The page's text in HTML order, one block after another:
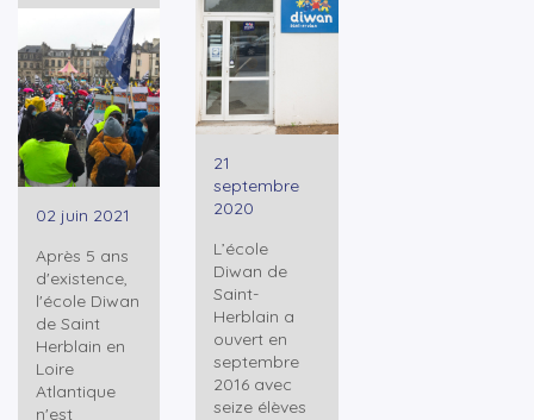
+ Lire la suite
02 juin 2021
Après 5 ans
d'existence,
l'école Diwan
de Saint
Herblain en
Loire
Atlantique
n'est
21
septembre
2020
L’école
Diwan de
Saint-
Herblain a
ouvert en
septembre
2016 avec
seize élèves